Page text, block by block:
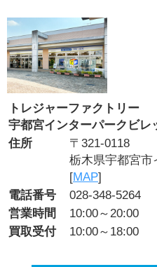
トレジャーファクトリー
宇都宮インターパークビレ
住所
〒321-0118
栃木県宇都宮市
[MAP]
電話番号
028-348-5264
営業時間
10:00～20:00
買取受付
10:00～18:00